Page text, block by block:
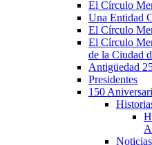
El Círculo
Una Entidad
El Círculo
El Círculo
de la Ciudad
Antigüedad
Presidentes
150
Noticias